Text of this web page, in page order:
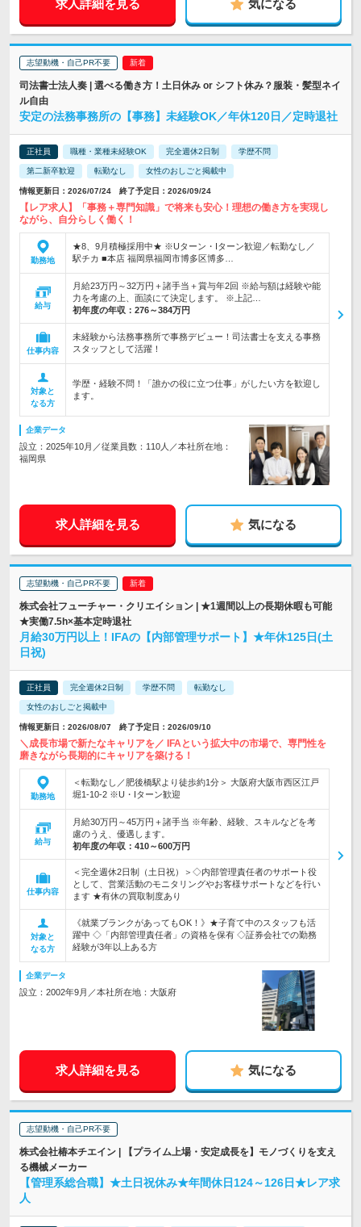
求人詳細を見る 気になる
志望動機・自己PR不要
司法書士法人奏 | 選べる働き方！土日休み or シフト休み？服装・髪型ネイ
ル自由
安定の法務事務所の【事務】未経験OK／年休120日／定時退社
正社員 職種・業種未経験OK 完全週休2日制 学歴不問
第二新卒歓迎 転勤なし 女性のおしごと掲載中
情報更新日：2026/07/24 終了予定日：2026/09/24
【レア求人】「事務＋専門知識」で将来も安心！理想の働き方を実現し
ながら、自分らしく働く！
勤務地
★8、9月積極採用中★ ※Uターン・Iターン歓迎／転勤なし／
駅チカ ■本店 福岡県福岡市博多区博多…
給与
月給23万円～32万円＋諸手当＋賞与年2回 ※給与額は経験や能
力を考慮の上、面談にて決定します。 ※上記…
初年度の年収： 276～384万円
仕事内容
未経験から法務事務所で事務デビュー！司法書士を支える事務
スタッフとして活躍！
対象と
なる方
学歴・経験不問！「誰かの役に立つ仕事」がしたい方を歓迎し
ます。
企業データ
設立：2025年10月／従業員数：110人／本社所在地：
福岡県
求人詳細を見る 気になる
志望動機・自己PR不要
株式会社フューチャー・クリエイション | ★1週間以上の長期休暇も可能
★実働7.5h×基本定時退社
月給30万円以上！IFAの【内部管理サポート】★年休125日(土
日祝)
正社員 完全週休2日制 学歴不問 転勤なし
女性のおしごと掲載中
情報更新日：2026/08/07 終了予定日：2026/09/10
＼成長市場で新たなキャリアを／ IFAという拡大中の市場で、専門性を
磨きながら長期的にキャリアを築ける！
勤務地
＜転勤なし／肥後橋駅より徒歩約1分＞ 大阪府大阪市西区江戸
堀1-10-2 ※U・Iターン歓迎
給与
月給30万円～45万円＋諸手当 ※年齢、経験、スキルなどを考
慮のうえ、優遇します。
初年度の年収： 410～600万円
仕事内容
＜完全週休2日制（土日祝）＞◇内部管理責任者のサポート役
として、営業活動のモニタリングやお客様サポートなどを行い
ます ★有休の買取制度あり
対象と
なる方
《就業ブランクがあってもOK！》★子育て中のスタッフも活
躍中 ◇「内部管理責任者」の資格を保有 ◇証券会社での勤務
経験が3年以上ある方
企業データ
設立：2002年9月／本社所在地：大阪府
求人詳細を見る 気になる
志望動機・自己PR不要
株式会社椿本チエイン | 【プライム上場・安定成長を】モノづくりを支え
る機械メーカー
【管理系総合職】★土日祝休み★年間休日124～126日★レア求
人